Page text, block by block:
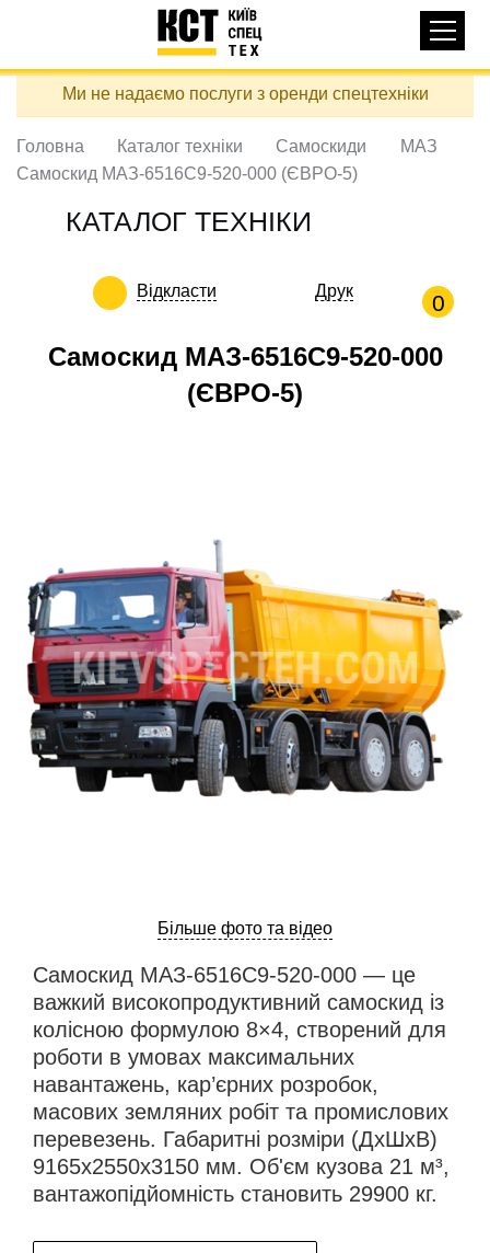
Перейти
вмісту
навигация
КАТАЛОГ ТЕХНІКИ
ДОСТАВКА ТА ОПЛАТА
ПРО НАС
КОНТАКТИ
Контактні телефони:
Ми не надаємо послуги з оренди спецтехніки
Головна Каталог техніки Самоскиди
МАЗ
Самоскид МАЗ-6516С9-520-000 (ЄВРО-5)
КАТАЛОГ ТЕХНІКИ
Відкласти Друк 0
Самоскид МАЗ-6516С9-520-000
(ЄВРО-5)
Більше фото та відео
Самоскид МАЗ-6516С9-520-000 — це
важкий високопродуктивний самоскид із
колісною формулою 8×4, створений для
роботи в умовах максимальних
навантажень, кар’єрних розробок,
масових земляних робіт та промислових
перевезень. Габаритні розміри (ДхШхВ)
9165х2550х3150 мм. Об'єм кузова 21 м³,
вантажопідйомність становить 29900 кг.